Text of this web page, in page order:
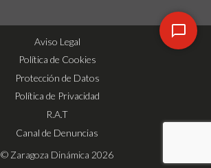
Aviso Legal
Política de Cookies
Protección de Datos
Política de Privacidad
R.A.T
Canal de Denuncias
© Zaragoza Dinámica 2026